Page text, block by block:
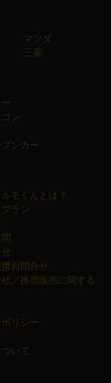
マツダ
三菱
ン
ンカー
モくんとは？
ラン
お問合せ
／推奨販売に関する
リシー
いて